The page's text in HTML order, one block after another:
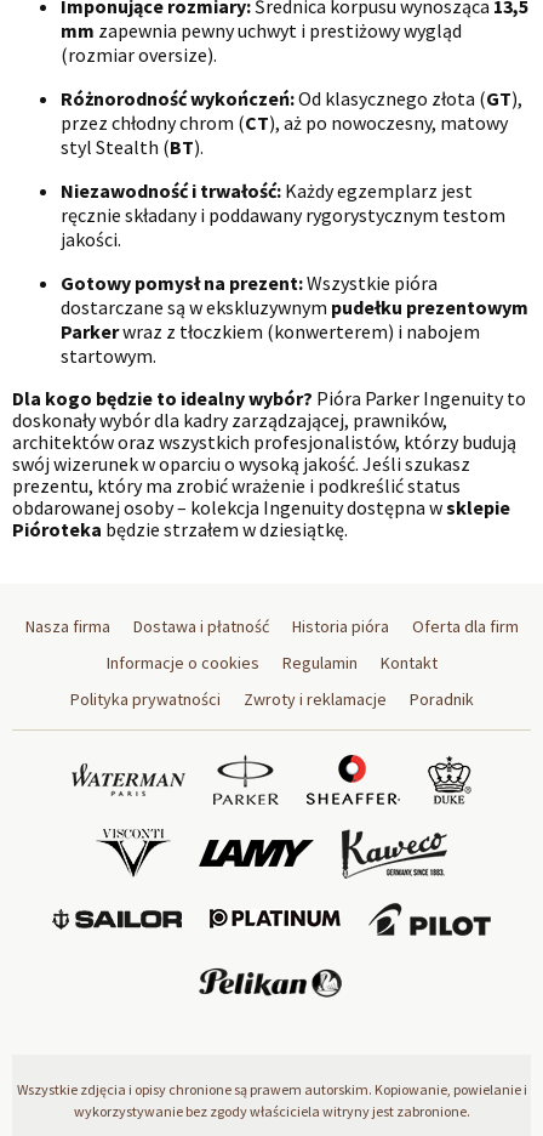
Imponujące rozmiary:Średnica korpusu wynosząca 13,5
mm zapewnia pewny uchwyt i prestiżowy wygląd
(rozmiar oversize).
Różnorodność wykończeń:Od klasycznego złota (GT),
przez chłodny chrom (CT), aż po nowoczesny, matowy
styl Stealth (BT).
Niezawodność i trwałość: Każdy egzemplarz jest
ręcznie składany i poddawany rygorystycznym testom
jakości.
Gotowy pomysł na prezent:Wszystkie pióra
dostarczane są w ekskluzywnym pudełku prezentowym
Parkerwraz z tłoczkiem (konwerterem) i nabojem
startowym.
Dla kogo będzie to idealny wybór? Pióra Parker Ingenuity to
doskonały wybór dla kadry zarządzającej, prawników,
architektów oraz wszystkich profesjonalistów, którzy budują
swój wizerunek w oparciu o wysoką jakość. Jeśli szukasz
prezentu, który ma zrobić wrażenie i podkreślić status
obdarowanej osoby – kolekcja Ingenuity dostępna wsklepie
Pióroteka będzie strzałem w dziesiątkę.
Nasza firma Dostawa i płatność Historia pióra
Oferta dla firm
Informacje o cookies
Regulamin
Kontakt
Polityka prywatności
Zwroty i reklamacje Poradnik
Wszystkie zdjęcia i opisy chronione są prawem autorskim. Kopiowanie, powielanie i
wykorzystywanie bez zgody właściciela witryny jest zabronione.